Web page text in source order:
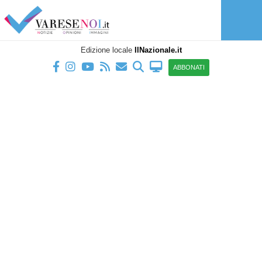
Edizione locale IlNazionale.it
ABBONATI